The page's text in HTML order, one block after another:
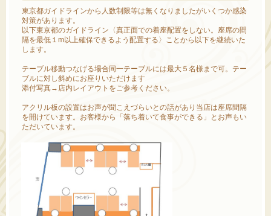
東京都ガイドラインから人数制限等は無くなりましたがいくつか感染
対策があります。
以下東京都のガイドライン〈真正面での着座配置をしない。座席の間
隔を最低１m以上確保できるよう配置する〉ことから以下を継続いた
します。
テーブル移動つなげる場合同一テーブルには最大５名様まで可。テー
ブルに対し斜めにお座りいただけます
添付写真→店内レイアウトをご参考ください。
アクリル板の設置はお声が聞こえづらいとの話があり当店は座席間隔
を開けています。お客様から「落ち着いて食事ができる」とお声もい
ただいています。